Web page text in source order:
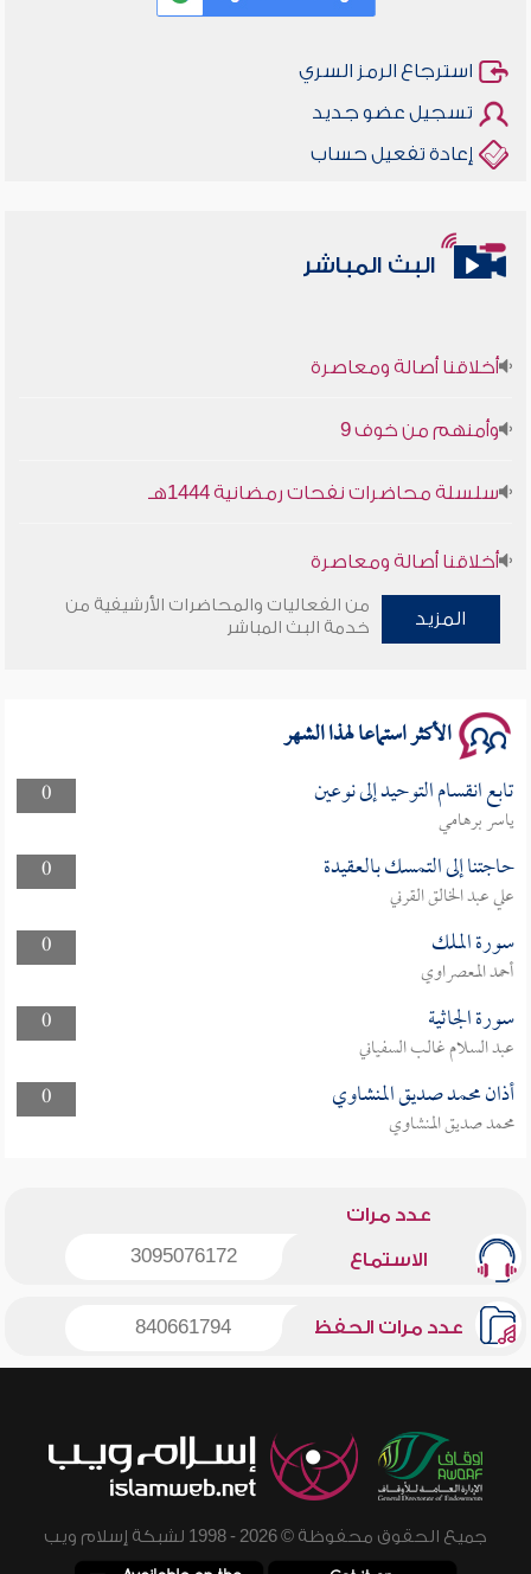
استرجاع الرمز السري
تسجيل عضو جديد
إعادة تفعيل حساب
البث المباشر
أخلاقنا أصالة ومعاصرة
وأمنهم من خوف 9
سلسلة محاضرات نفحات رمضانية 1444هـ
أخلاقنا أصالة ومعاصرة
وأمنهم من خوف 9
المزيد
من الفعاليات والمحاضرات الأرشيفية من
خدمة البث المباشر
الأكثر استماعا لهذا الشهر
0 تابع انقسام التوحيد إلى نوعين
ياسر برهامي
0
حاجتنا إلى التمسك بالعقيدة
علي عبد الخالق القرني
0
سورة الملك
أحمد المعصراوي
0
سورة الجاثية
عبد السلام غالب السفياني
0
أذان محمد صديق المنشاوي
محمد صديق المنشاوي
عدد مرات
الاستماع 3095076172
عدد مرات الحفظ 840661794
جميع الحقوق محفوظة © 2026 - 1998 لشبكة إسلام ويب